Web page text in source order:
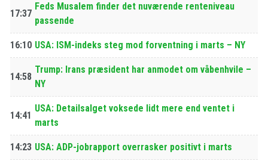
17:37
Feds Musalem finder det nuværende renteniveau
passende
16:10 USA: ISM-indeks steg mod forventning i marts – NY
14:58
Trump: Irans præsident har anmodet om våbenhvile –
NY
14:41
USA: Detailsalget voksede lidt mere end ventet i
marts
14:23 USA: ADP-jobrapport overrasker positivt i marts